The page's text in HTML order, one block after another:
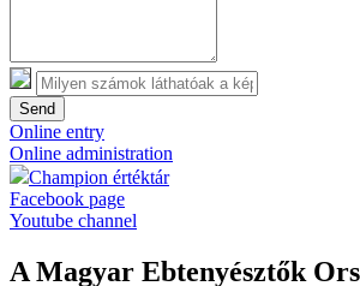
Send
Online entry
Online administration
Champion értéktár
Facebook page
Youtube channel
A Magyar Ebtenyésztők